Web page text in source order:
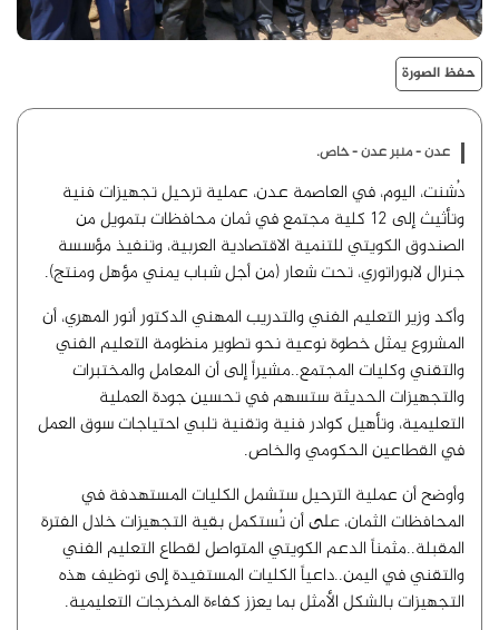
حفظ الصورة
عدن - منبر عدن - خاص.
دُشنت، اليوم، في العاصمة عدن، عملية ترحيل تجهيزات فنية
وتأثيث إلى 12 كلية مجتمع في ثمان محافظات بتمويل من
الصندوق الكويتي للتنمية الاقتصادية العربية، وتنفيذ مؤسسة
جنرال لابوراتوري، تحت شعار (من أجل شباب يمني مؤهل ومنتج).
وأكد وزير التعليم الفني والتدريب المهني الدكتور أنور المهري، أن
المشروع يمثل خطوة نوعية نحو تطوير منظومة التعليم الفني
والتقني وكليات المجتمع..مشيراً إلى أن المعامل والمختبرات
والتجهيزات الحديثة ستسهم في تحسين جودة العملية
التعليمية، وتأهيل كوادر فنية وتقنية تلبي احتياجات سوق العمل
في القطاعين الحكومي والخاص.
وأوضح أن عملية الترحيل ستشمل الكليات المستهدفة في
المحافظات الثمان، على أن تُستكمل بقية التجهيزات خلال الفترة
المقبلة..مثمناً الدعم الكويتي المتواصل لقطاع التعليم الفني
والتقني في اليمن..داعياً الكليات المستفيدة إلى توظيف هذه
التجهيزات بالشكل الأمثل بما يعزز كفاءة المخرجات التعليمية.